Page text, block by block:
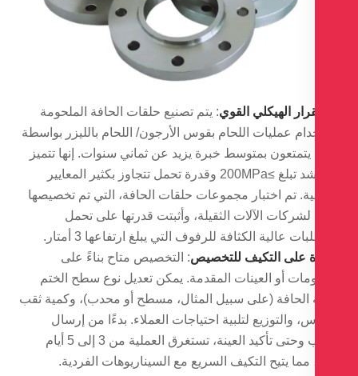
الهيكلي القوي: يتم تصنيع حلقات الحافة الملحومة
عمليات اللحام بقوس الأرجون/ اللحام بالليزر بواسطة
يتمتعون بمتوسط ​​خبرة يزيد عن ثماني سنوات. إنها تتميز
بقوة شد تبلغ ≥200MPa وقدرة تحمل تتجاوز بكثير المعايير
تم اختبار مجموعات حلقات الحافة، التي تم تخصيصها
لشركات الآلات الثقيلة، وأثبتت قدرتها على تحمل
عالية الكثافة للرفوف التي يبلغ ارتفاعها 3 أمتار.
على التكيف للتخصيص: التخصيص متاح بناءً على
أو العينات المقدمة. يمكن تعديل نوع سطح الختم
الحافة (على سبيل المثال، مسطح أو محدب)، وكمية ثقب
والتوزيع لتلبية احتياجات العملاء. بدءًا من إرسال
الطلب وحتى تأكيد العينة، تستغرق العملية من 3 إلى 5 أيام
يتيح التكيف السريع مع السيناريوهات الفردية.